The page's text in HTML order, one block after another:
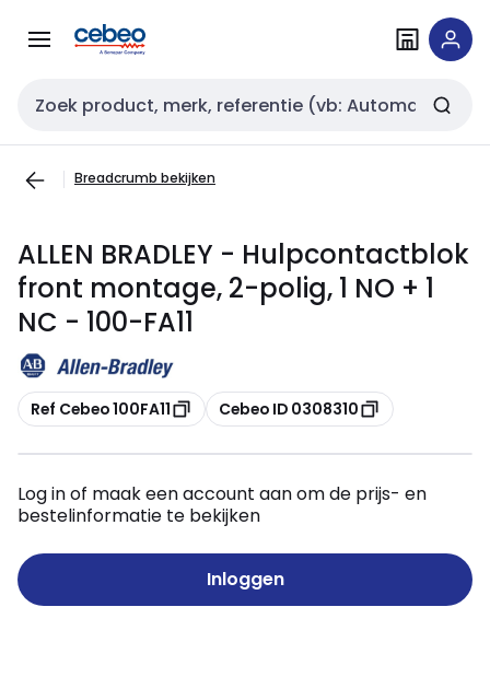
naar
naar
Zoekveld invoer
Breadcrumb bekijken
ALLEN BRADLEY - Hulpcontactblok
front montage, 2-polig, 1 NO + 1
NC - 100-FA11
Kopiëren
Ref Cebeo 100FA11 Kopiëren
Cebeo ID 0308310
Log in of maak een account aan om de prijs- en
bestelinformatie te bekijken
Inloggen